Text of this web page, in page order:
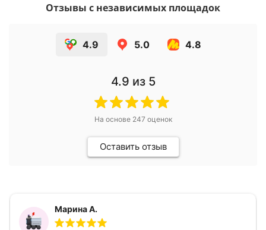
Отзывы с независимых площадок
4.9 5.0 4.8
4.9 из 5
На основе 247 оценок
Оставить отзыв
Марина А.